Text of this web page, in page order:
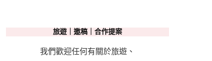
旅遊｜邀稿｜合作提案
我們歡迎任何有關於旅遊、